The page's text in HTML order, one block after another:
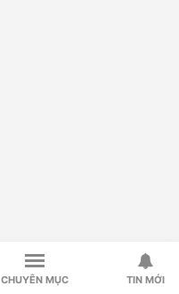
CHUYÊN MỤC TIN MỚI